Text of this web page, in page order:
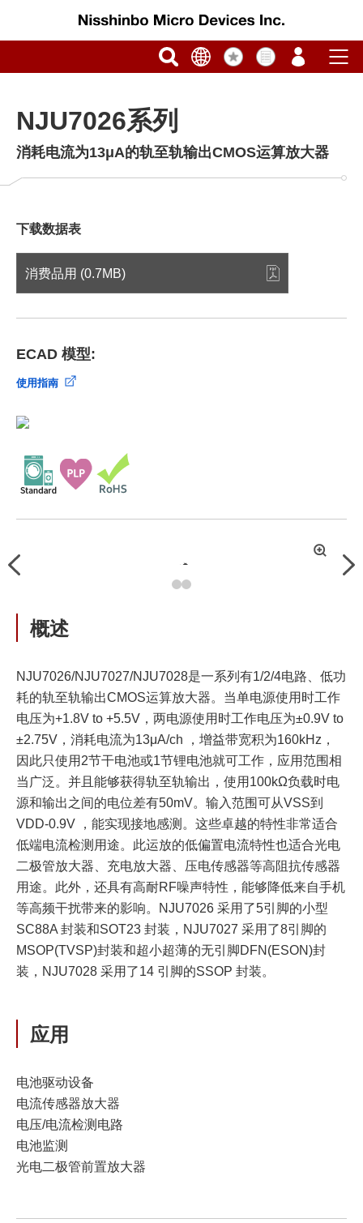
NJU7026系列
消耗电流为13μA的轨至轨输出CMOS运算放大器
下载数据表
消费品用 (0.7MB)
ECAD 模型:
使用指南
Previous
拡
概述
NJU7026/NJU7027/NJU7028是一系列有1/2/4电路、低功
耗的轨至轨输出CMOS运算放大器。当单电源使用时工作
电压为+1.8V to +5.5V，两电源使用时工作电压为±0.9V to
±2.75V，消耗电流为13μA/ch ，增益带宽积为160kHz，
因此只使用2节干电池或1节锂电池就可工作，应用范围相
当广泛。并且能够获得轨至轨输出，使用100kΩ负载时电
源和输出之间的电位差有50mV。输入范围可从VSS到
VDD-0.9V ，能实现接地感测。这些卓越的特性非常适合
低端电流检测用途。此运放的低偏置电流特性也适合光电
二极管放大器、充电放大器、压电传感器等高阻抗传感器
用途。此外，还具有高耐RF噪声特性，能够降低来自手机
等高频干扰带来的影响。NJU7026 采用了5引脚的小型
SC88A 封装和SOT23 封装，NJU7027 采用了8引脚的
MSOP(TVSP)封装和超小超薄的无引脚DFN(ESON)封
装，NJU7028 采用了14 引脚的SSOP 封装。
应用
电池驱动设备
电流传感器放大器
电压/电流检测电路
电池监测
光电二极管前置放大器